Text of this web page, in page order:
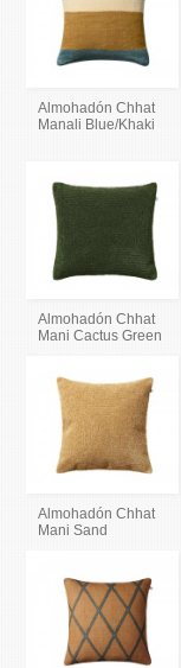
Almohadón Chhat
Manali Blue/Khaki
Almohadón Chhat
Mani Cactus Green
Almohadón Chhat
Mani Sand